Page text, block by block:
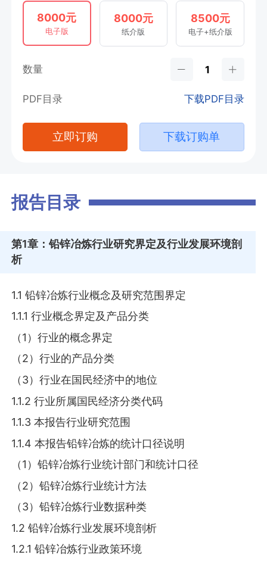
8000元
电子版
8000元
纸介版
8500元
电子+纸介版
数量
PDF目录 下载PDF目录
立即订购 下载订购单
报告目录
第1章 ：铅锌冶炼行业研究界定及行业发展环境剖
析
1.1 铅锌冶炼行业概念及研究范围界定
1.1.1 行业概念界定及产品分类
（1）行业的概念界定
（2）行业的产品分类
（3）行业在国民经济中的地位
1.1.2 行业所属国民经济分类代码
1.1.3 本报告行业研究范围
1.1.4 本报告铅锌冶炼的统计口径说明
（1）铅锌冶炼行业统计部门和统计口径
（2）铅锌冶炼行业统计方法
（3）铅锌冶炼行业数据种类
1.2 铅锌冶炼行业发展环境剖析
1.2.1 铅锌冶炼行业政策环境